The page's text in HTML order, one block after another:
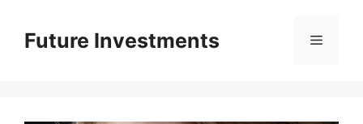
вмістуFuture Investments Меню